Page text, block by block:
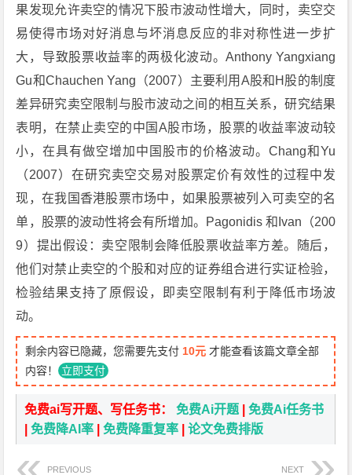
果发现允许卖空的情况下股市波动性增大，同时，卖空交
易使得市场对好消息与坏消息反应的非对称性进一步扩
大，导致股票收益率的两极化波动。Anthony Yangxiang
Gu和Chauchen Yang（2007）主要利用A股和H股的制度
差异研究卖空限制与股市波动之间的相互关系，研究结果
表明，在禁止卖空的中国A股市场，股票的收益率波动较
小，在具有做空增加中国股市的价格波动。Chang和Yu
（2007）在研究卖空交易对股票定价有效性的过程中发
现，在我国香港股票市场中，如果股票被列入可卖空的名
单，股票的波动性将会有所增加。Pagonidis 和Ivan（200
9）提出假设：卖空限制会降低股票收益率方差。随后，
他们对禁止卖空的个股和对应的证券组合进行实证检验，
检验结果支持了原假设，即卖空限制有利于降低市场波
动。
剩余内容已隐藏，您需要先支付 10元 才能查看该篇文章全部
内容！ 立即支付
免费ai写开题、写任务书：免费Ai开题 |免费Ai任务书
|免费降AI率 |免费降重复率 |论文免费排版
PREVIOUS NEXT